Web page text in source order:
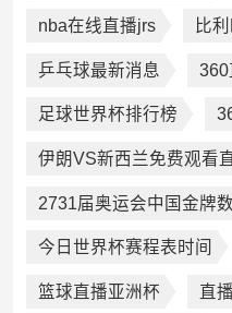
nba在线直播jrs 比
乒乓球最新消息 360
足球世界杯排行榜
伊朗VS新西兰免费观看
2731届奥运会中国金牌数
今日世界杯赛程表时间
篮球直播亚洲杯 直